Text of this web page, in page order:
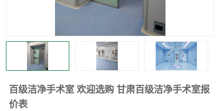
百级洁净手术室 欢迎选购 甘肃百级洁净手术室报
价表